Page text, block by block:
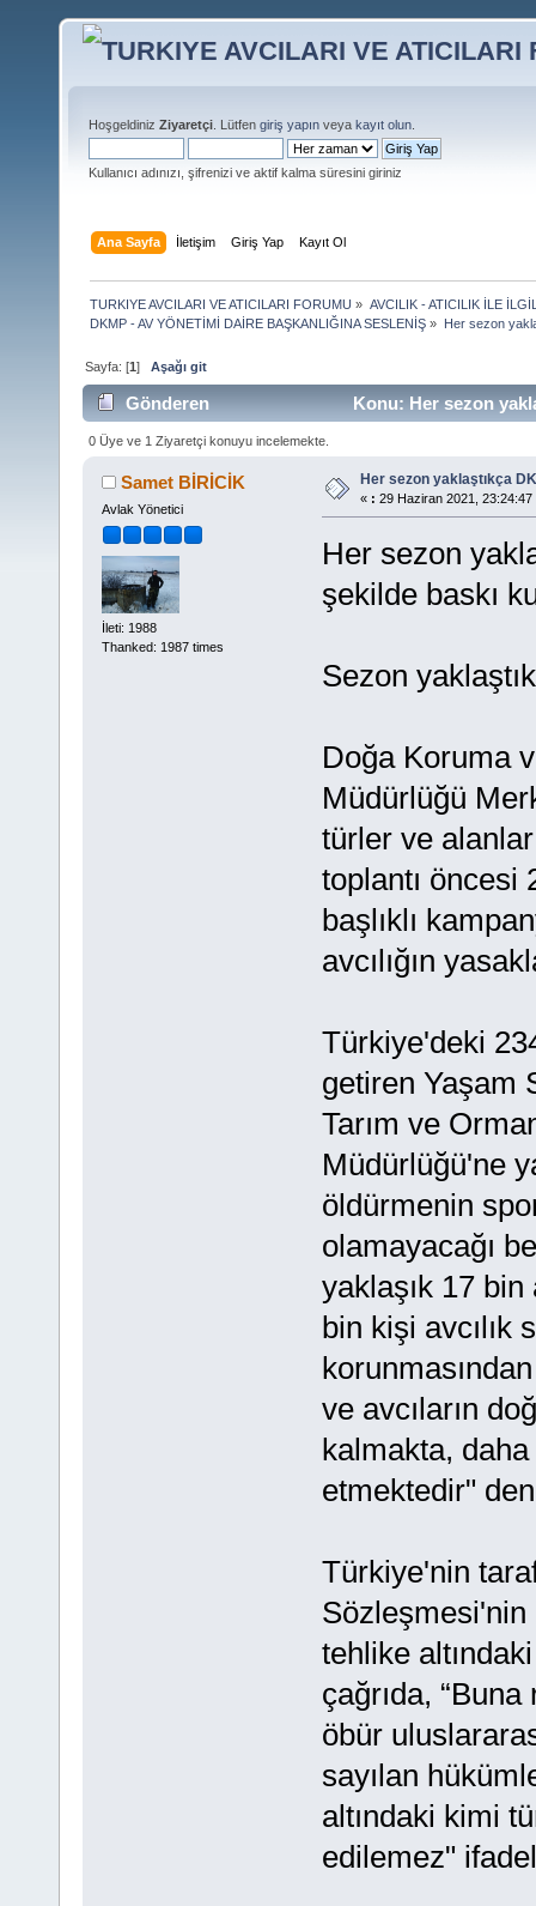
Hoşgeldiniz Ziyaretçi . Lütfen giriş yapın veya kayıt olun
Kullanıcı adınızı, şifrenizi ve aktif kalma süresini giriniz
Ana Sayfa İletişim Giriş Yap Kayıt Ol
TURKIYE AVCILARI VE ATICILARI FORUMU » AVCILIK - ATICILIK İLE
DKMP - AV YÖNETİMİ DAİRE BAŞKANLIĞINA SESLENİŞ » Her sezon
Sayfa: [1]Aşağı git
Gönderen Konu: Her sezon
0 Üye ve 1 Ziyaretçi konuyu incelemekte.
Samet BİRİCİK
Avlak Yönetici
İleti: 1988
Thanked: 1987 times
Her sezon yaklaştıkça
« : 29 Haziran 2021, 23:24:47
Her sezon
şekilde baskı
Sezon
Doğa Koruma
Müdürlüğü
türler ve
toplantı
başlıklı
avcılığın
Türkiye'deki
getiren Yaşam
Tarım ve
Müdürlüğü'ne
öldürmenin
olamayacağı
yaklaşık 17 bin
bin kişi avcılık
ve avcıların
kalmakta,
etmektedir"
Türkiye'nin
Sözleşmesi'nin
tehlike
çağrıda,
öbür
sayılan
altındaki kimi
edilemez"